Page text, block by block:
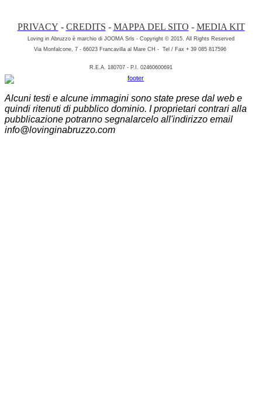
PRIVACY - CREDITS - MAPPA DEL SITO - MEDIA KIT
Loving in Abruzzo è marchio di JOOMA Srls - Copyright © 2015. All Rights Reserved
Via Monfalcone, 7 - 66023 Francavilla al Mare CH - Tel / Fax + 39 085 817596
R.E.A. 180707 - P.I. 02460600691
Alcuni testi e alcune immagini sono state prese dal web e
quindi ritenuti di pubblico dominio. I proprietari contrari alla
pubblicazione potranno segnalarcelo all'indirizzo email
info@lovinginabruzzo.com